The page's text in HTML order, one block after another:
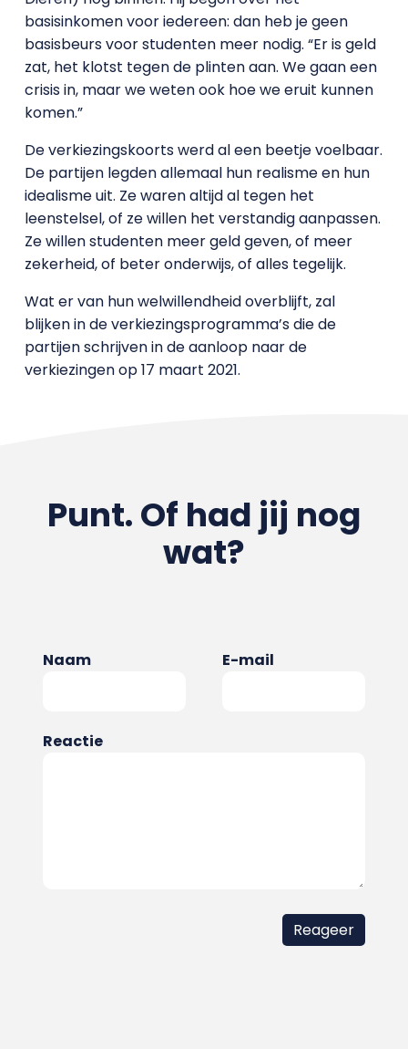
basisinkomen voor iedereen: dan heb je geen
basisbeurs voor studenten meer nodig. “Er is geld
zat, het klotst tegen de plinten aan. We gaan een
crisis in, maar we weten ook hoe we eruit kunnen
komen.”
De verkiezingskoorts werd al een beetje voelbaar.
De partijen legden allemaal hun realisme en hun
idealisme uit. Ze waren altijd al tegen het
leenstelsel, of ze willen het verstandig aanpassen.
Ze willen studenten meer geld geven, of meer
zekerheid, of beter onderwijs, of alles tegelijk.
Wat er van hun welwillendheid overblijft, zal
blijken in de verkiezingsprogramma’s die de
partijen schrijven in de aanloop naar de
verkiezingen op 17 maart 2021.
Punt. Of had jij nog
wat?
Naam E-mail
Reactie